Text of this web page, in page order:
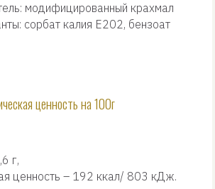
модифицированный крахмал
сорбат калия Е202, бензоат
ценность на 100г
г,
ценность – 192 ккал/ 803 кДж.